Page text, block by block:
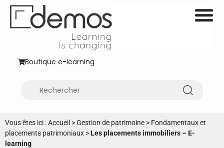
Boutique e-learning
Vous êtes ici :Accueil >Gestion de patrimoine > Fondamentaux et
placements patrimoniaux >Les placements immobiliers – E-
learning